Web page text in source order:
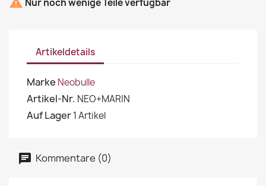
Nur noch wenige Teile verfügbar
Artikeldetails
Marke Neobulle
Artikel-Nr. NEO+MARIN
Auf Lager1 Artikel
Kommentare (0)